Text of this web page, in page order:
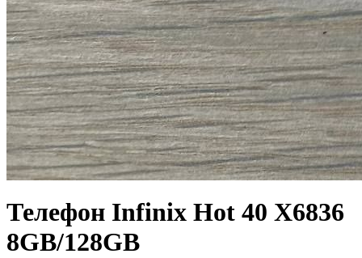
Телефон Infinix Hot 40 X6836
8GB/128GB